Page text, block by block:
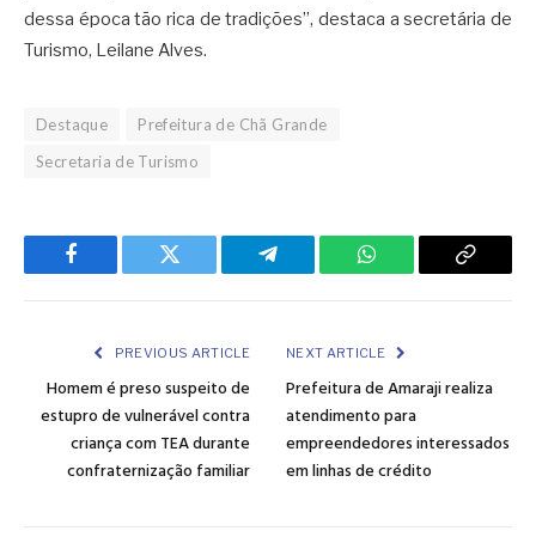
dessa época tão rica de tradições”, destaca a secretária de
Turismo, Leilane Alves.
Destaque
Prefeitura de Chã Grande
Secretaria de Turismo
Facebook Twitter Telegram WhatsApp Copy
PREVIOUS ARTICLE
Homem é preso suspeito de
estupro de vulnerável contra
criança com TEA durante
confraternização familiar
NEXT ARTICLE
Prefeitura de Amaraji realiza
atendimento para
empreendedores interessados
em linhas de crédito